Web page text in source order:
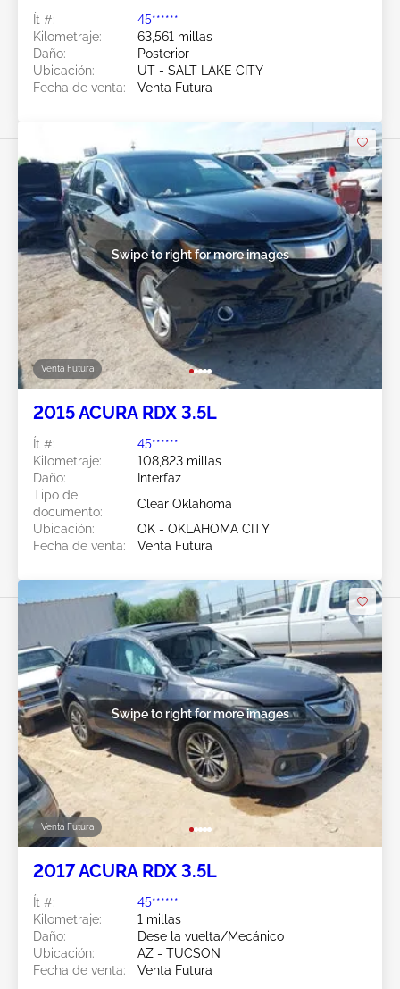
Ít #:
45******
Kilometraje:
63,561 millas
Daño:
Posterior
Ubicación:
UT - SALT LAKE CITY
Fecha de venta:
Venta Futura
Venta Futura
Swipe to right for more images
2015 ACURA RDX 3.5L
Ít #:
45******
Kilometraje:
108,823 millas
Daño:
Interfaz
Tipo de
documento:
Clear Oklahoma
Ubicación:
OK - OKLAHOMA CITY
Fecha de venta:
Venta Futura
Venta Futura
Swipe to right for more images
2017 ACURA RDX 3.5L
Ít #:
45******
Kilometraje:
1 millas
Daño:
Dese la vuelta/Mecánico
Ubicación:
AZ - TUCSON
Fecha de venta:
Venta Futura